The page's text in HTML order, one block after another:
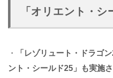
「オリエント・
・
「レゾリュート・ドラゴ
ント・シールド25」も実施さ